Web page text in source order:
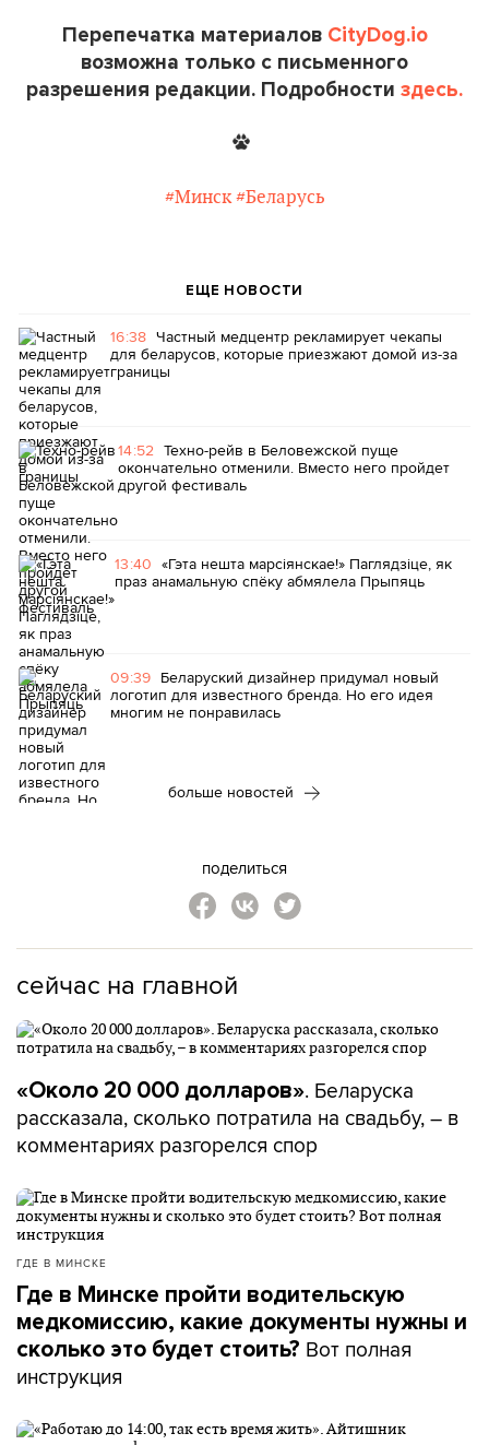
Перепечатка материалов CityDog.io
возможна только с письменного
разрешения редакции. Подробности здесь.
#Минск #Беларусь
ЕЩЕ НОВОСТИ
16:38 Частный медцентр рекламирует чекапы
для беларусов, которые приезжают домой из-за
границы
14:52 Техно-рейв в Беловежской пуще
окончательно отменили. Вместо него пройдет
другой фестиваль
13:40 «Гэта нешта марсіянскае!» Паглядзіце, як
праз анамальную спёку абмялела Прыпяць
09:39 Беларуский дизайнер придумал новый
логотип для известного бренда. Но его идея
многим не понравилась
больше новостей
поделиться
сейчас на главной
«Около 20 000 долларов». Беларуска
рассказала, сколько потратила на свадьбу, – в
комментариях разгорелся спор
ГДЕ В МИНСКЕ
Где в Минске пройти водительскую
медкомиссию, какие документы нужны и
сколько это будет стоить? Вот полная
инструкция